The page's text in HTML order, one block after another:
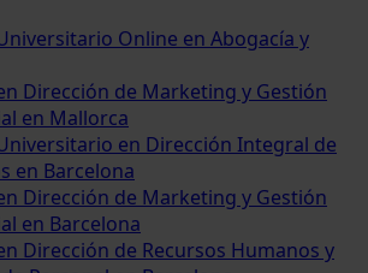
Online en Abogacía y
Dirección de Marketing y Gestión
en Mallorca
en Dirección Integral de
en Barcelona
Dirección de Marketing y Gestión
en Barcelona
Dirección de Recursos Humanos y